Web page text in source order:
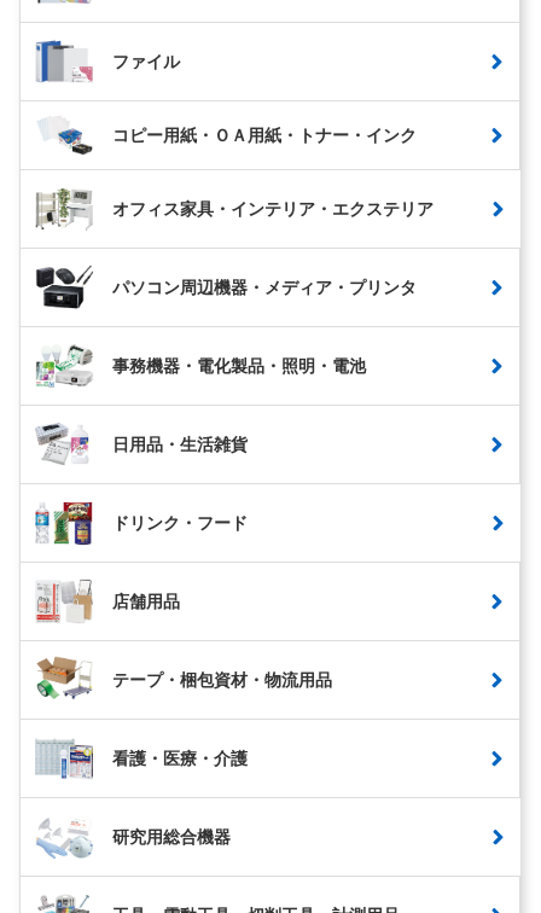
ファイル
コピー用紙・ＯＡ用紙・トナー・インク
オフィス家具・インテリア・エクステリア
パソコン周辺機器・メディア・プリンタ
事務機器・電化製品・照明・電池
日用品・生活雑貨
ドリンク・フード
店舗用品
テープ・梱包資材・物流用品
看護・医療・介護
研究用総合機器